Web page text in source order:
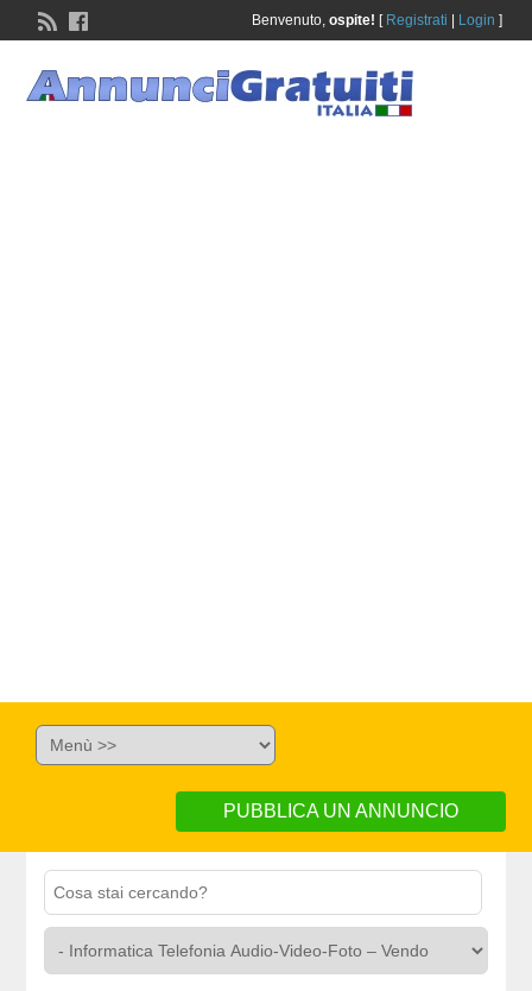
Benvenuto, ospite! [ Registrati Login ]
PUBBLICA UN ANNUNCIO